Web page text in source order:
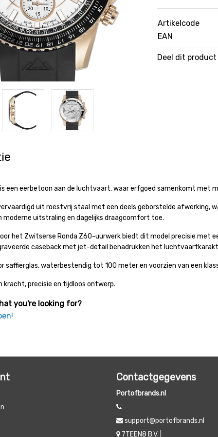
Artikelcode
EAN
Deel dit product
een eerbetoon aan de luchtvaart, waar erfgoed samenkomt met
uit roestvrij staal met een deels geborstelde
moderne uitstraling en dagelijks draagcomfort toe.
het Zwitserse Ronda Z60-uurwerk biedt dit model precisie
caseback met jet-detail benadrukken het
saffierglas, waterbestendig tot 100 meter en voorzien van een
kracht, precisie en tijdloos ontwerp.
you're looking for?
Contactgegevens
Portofbrands.nl
support@portofbrands.nl
7TEEN8 B.V. |